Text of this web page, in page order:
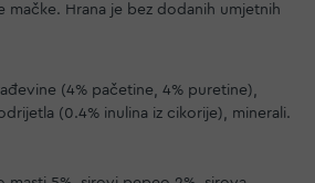
mačke. Hrana je bez dodanih umjetnih
(4% pačetine, 4% puretine),
(0.4% inulina iz cikorije), minerali.